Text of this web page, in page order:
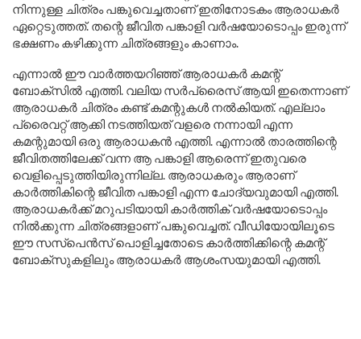
നിന്നുള്ള ചിത്രം പങ്കുവെച്ചതാണ് ഇതിനോടകം ആരാധകർ
ഏറ്റെടുത്തത്. തന്റെ ജീവിത പങ്കാളി വർഷയോടൊപ്പം ഇരുന്ന്
ഭക്ഷണം കഴിക്കുന്ന ചിത്രങ്ങളും കാണാം.
എന്നാൽ ഈ വാർത്തയറിഞ്ഞ് ആരാധകർ കമന്റ്
ബോക്സിൽ എത്തി. വലിയ സർപ്രൈസ് ആയി ഇതെന്നാണ്
ആരാധകർ ചിത്രം കണ്ട് കമന്റുകൾ നൽകിയത്. എല്ലാം
പ്രൈവറ്റ് ആക്കി നടത്തിയത് വളരെ നന്നായി എന്ന
കമന്റുമായി ഒരു ആരാധകൻ എത്തി. എന്നാൽ താരത്തിന്റെ
ജീവിതത്തിലേക്ക് വന്ന ആ പങ്കാളി ആരെന്ന് ഇതുവരെ
വെളിപ്പെടുത്തിയിരുന്നില്ല. ആരാധകരും ആരാണ്
കാർത്തികിന്റെ ജീവിത പങ്കാളി എന്ന ചോദ്യവുമായി എത്തി.
ആരാധകർക്ക് മറുപടിയായി കാർത്തിക് വർഷയോടൊപ്പം
നിൽക്കുന്ന ചിത്രങ്ങളാണ് പങ്കുവെച്ചത്. വീഡിയോയിലൂടെ
ഈ സസ്പെൻസ് പൊളിച്ചതോടെ കാർത്തിക്കിന്റെ കമന്റ്
ബോക്സുകളിലും ആരാധകർ ആശംസയുമായി എത്തി.